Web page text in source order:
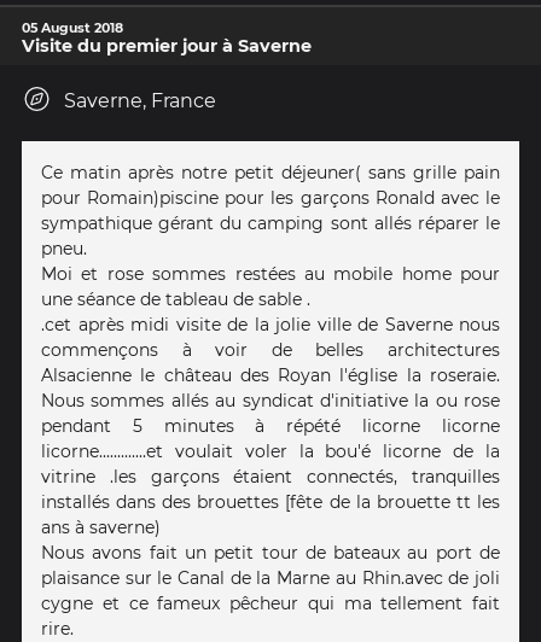
05 August 2018
Visite du premier jour à Saverne
Saverne, France
Ce matin après notre petit déjeuner( sans grille pain
pour Romain)piscine pour les garçons Ronald avec le
sympathique gérant du camping sont allés réparer le
pneu.
Moi et rose sommes restées au mobile home pour
une séance de tableau de sable .
.cet après midi visite de la jolie ville de Saverne nous
commençons à voir de belles architectures
Alsacienne le château des Royan l'église la roseraie.
Nous sommes allés au syndicat d'initiative la ou rose
pendant 5 minutes à répété licorne licorne
licorne.............et voulait voler la bou'é licorne de la
vitrine .les garçons étaient connectés, tranquilles
installés dans des brouettes [fête de la brouette tt les
ans à saverne)
Nous avons fait un petit tour de bateaux au port de
plaisance sur le Canal de la Marne au Rhin.avec de joli
cygne et ce fameux pêcheur qui ma tellement fait
rire.